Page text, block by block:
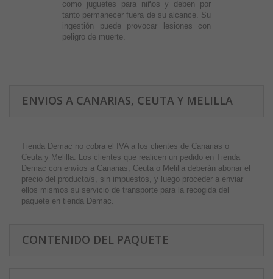
como juguetes para niños y deben por
tanto permanecer fuera de su alcance. Su
ingestión puede provocar lesiones con
peligro de muerte.
ENVIOS A CANARIAS, CEUTA Y MELILLA
Tienda Demac no cobra el IVA a los clientes de Canarias o
Ceuta y Melilla. Los clientes que realicen un pedido en Tienda
Demac con envíos a Canarias, Ceuta o Melilla deberán abonar el
precio del producto/s, sin impuestos, y luego proceder a enviar
ellos mismos su servicio de transporte para la recogida del
paquete en tienda Demac.
CONTENIDO DEL PAQUETE